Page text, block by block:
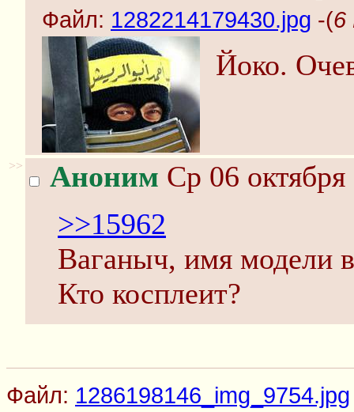
Файл: 1282214179430.jpg -(6
Йоко.
>> Аноним Ср 06
>>15962
Ваганыч, имя модели
Кто косплеит?
Файл: 1286198146_img_9754.jpg